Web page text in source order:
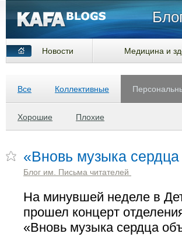
Новости Медицина и
Все Коллективные
Хорошие Плохие
«Вновь музыка
Блог им. Письма читателей
На минувшей неделе в
прошел концерт
«Вновь музыка сердца